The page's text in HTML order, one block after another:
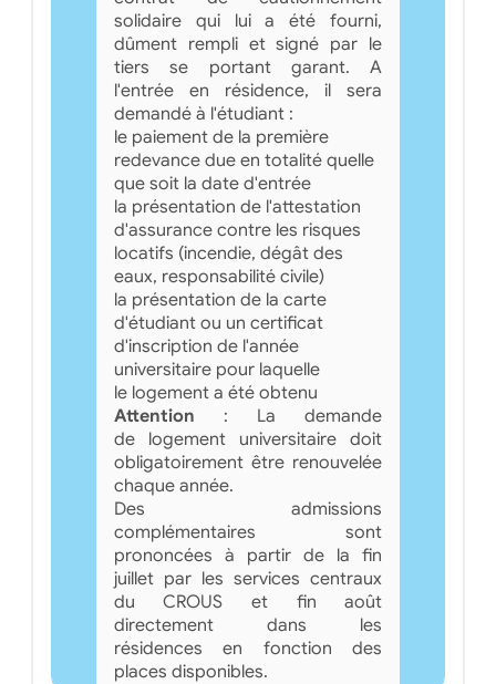
solidaire qui lui a été fourni,
dûment rempli et signé par le
tiers se portant garant. A
l'entrée en résidence, il sera
demandé à l'étudiant :
le paiement de la première
redevance due en totalité quelle
que soit la date d'entrée
la présentation de l'attestation
d'assurance contre les risques
locatifs (incendie, dégât des
eaux, responsabilité civile)
la présentation de la carte
d'étudiant ou un certificat
d'inscription de l'année
universitaire pour laquelle
le logement a été obtenu
Attention : La demande
de logement universitaire doit
obligatoirement être renouvelée
chaque année.
Des admissions
complémentaires sont
prononcées à partir de la fin
juillet par les services centraux
du CROUS et fin août
directement dans les
résidences en fonction des
places disponibles.